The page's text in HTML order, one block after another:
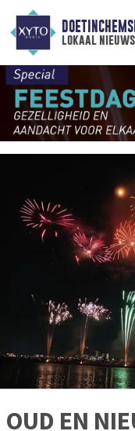
lokaal nieuws
OUD EN